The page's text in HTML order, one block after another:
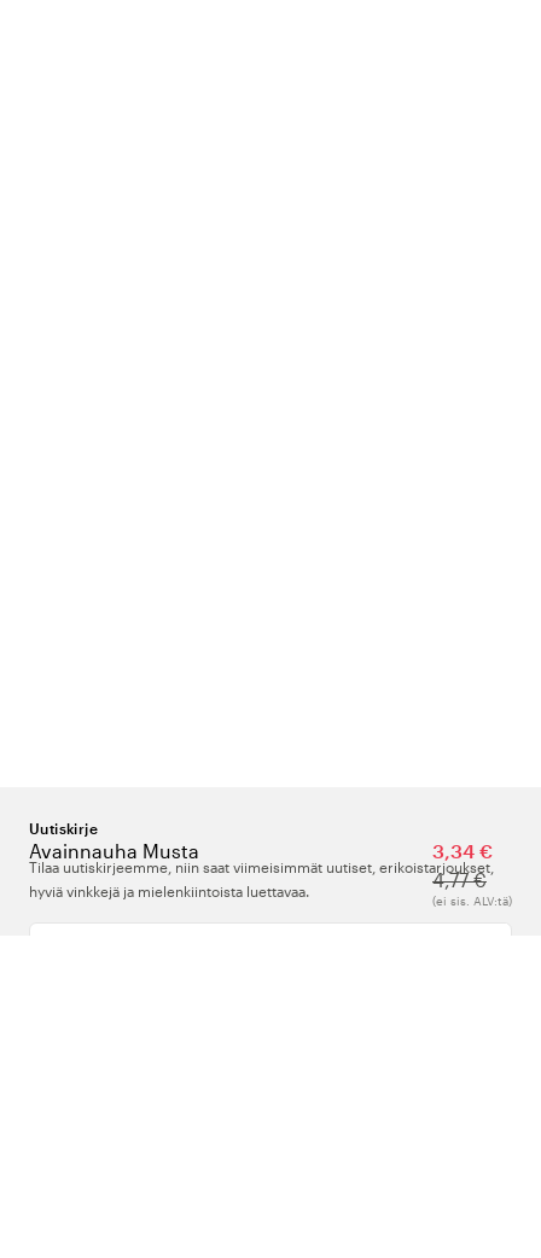
Avainnauha Musta
3,34 €
4,77 €
(ei sis. ALV:tä)
Uutiskirje
Tilaa uutiskirjeemme, niin saat viimeisimmät uutiset, erikoistarjoukset,
hyviä vinkkejä ja mielenkiintoista luettavaa.
Kirjoita sähköpostiosoitteesi